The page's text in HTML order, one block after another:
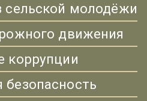
сельской молодёжи
движения
коррупции